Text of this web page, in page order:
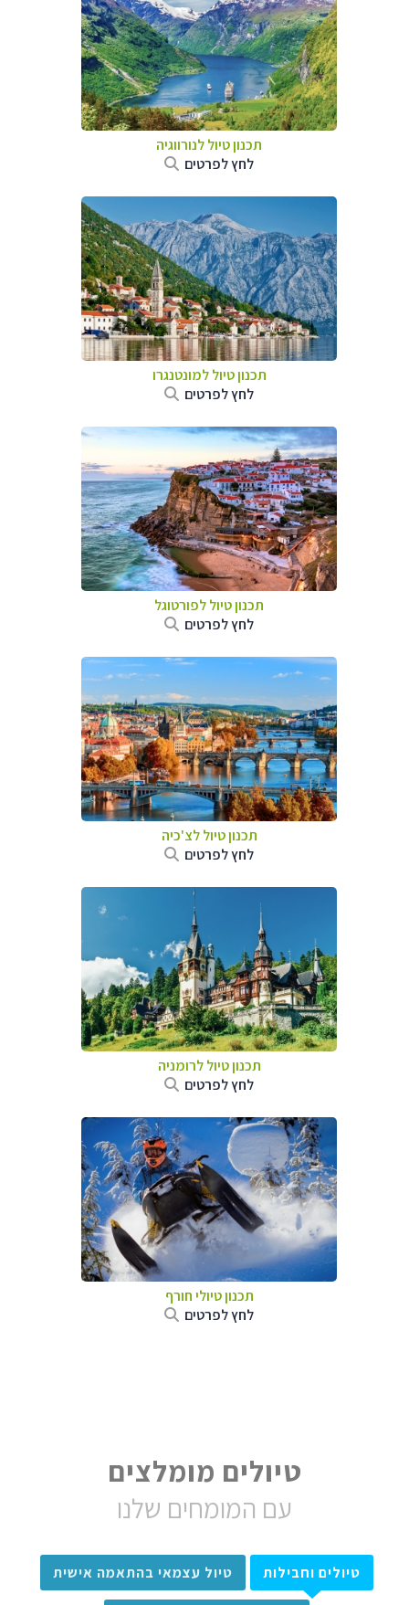
תכנון טיול לנורווגיה
לחץ לפרטים
תכנון טיול למונטנגרו
לחץ לפרטים
תכנון טיול לפורטוגל
לחץ לפרטים
תכנון טיול לצ'כיה
לחץ לפרטים
תכנון טיול לרומניה
לחץ לפרטים
תכנון טיולי חורף
לחץ לפרטים
טיולים מומלצים
עם המומחים שלנו
טיולים וחבילות טיול עצמאי בהתאמה אישית